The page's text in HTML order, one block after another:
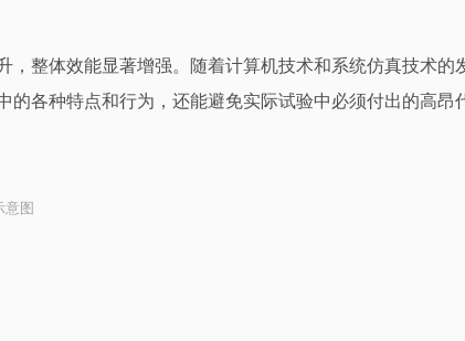
整体效能显著增强。随着计算机技术和系统仿真技术的
各种特点和行为，还能避免实际试验中必须付出的高昂
意图